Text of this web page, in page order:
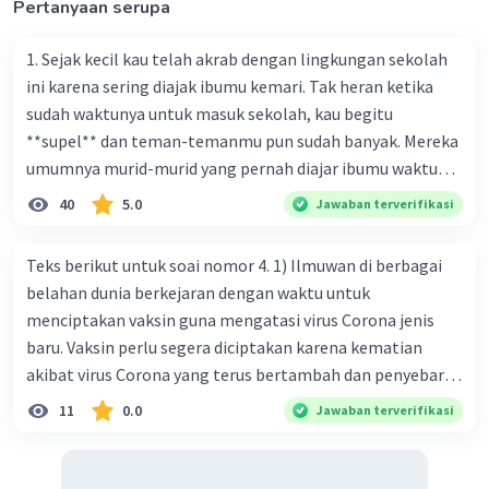
transportasi, pengobatan, komunikasi, dan masih
menambahkan informasi atau elemen tambahan dalam
kalimat.
Beri Rating
Pertanyaan serupa
1. Sejak kecil kau telah akrab dengan lingkungan sekolah
ini karena sering diajak ibumu kemari. Tak heran ketika
sudah waktunya untuk masuk sekolah, kau begitu
**supel** dan teman-temanmu pun sudah banyak. Mereka
umumnya murid-murid yang pernah diajar ibumu waktu
kelas satu. Sedangkan aku? Aku waktu itu baru saja pindah
ke kota kecil ini. Makna kata bercetak tebal dalam kutipan
baik
40 5.0 Jawaban terverifikasi
Teks berikut untuk soai nomor 4. 1) Ilmuwan di berbagai
belahan dunia berkejaran dengan waktu untuk
menciptakan vaksin guna mengatasi virus Corona jenis
baru. Vaksin perlu segera diciptakan karena kematian
akibat virus Corona yang terus bertambah dan penyebaran
virus yang kian meluas. 2) Pada Jum'at (7-2-2020), Komisi
Kesehatan Nasional Cina mencatat jumlah kematian
11 0.0 Jawaban terverifikasi